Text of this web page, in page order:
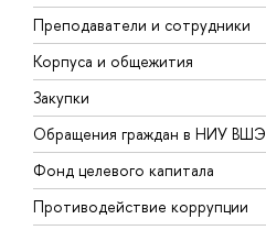
Преподаватели и сотрудники
Корпуса и общежития
Закупки
Обращения граждан в НИУ ВШЭ
Фонд целевого капитала
Противодействие коррупции